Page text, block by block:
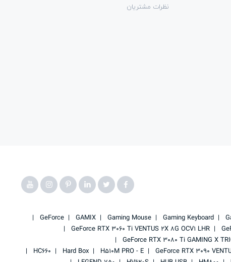
نظرات مشتریان
Gaming Keyboard
Gaming Mouse
GAMIX
GeForce
GeForce RTX 3060 Ti VENTUS 2X 8G OCV1 LHR
GeForce RTX 3080 Ti GAMING X
GeForce RTX 3090
H510M PRO - E
Hard Box
HC660